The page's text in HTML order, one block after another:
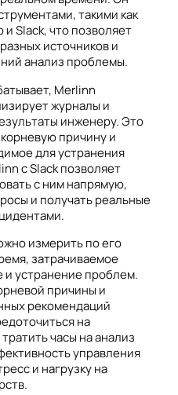
такими как
Slack, что позволяет
источников и
анализ проблемы.
Merlinn
журналы и
инженеру. Это
причину и
для устранения
с Slack позволяет
с ним напрямую,
и получать реальные
измерить по его
затрачиваемое
устранение проблем.
причины и
рекомендаций
на
часы на анализ
управления
и нагрузку на